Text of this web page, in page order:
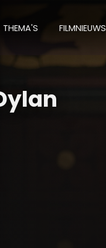
THEMA'S FILMNIEUWS